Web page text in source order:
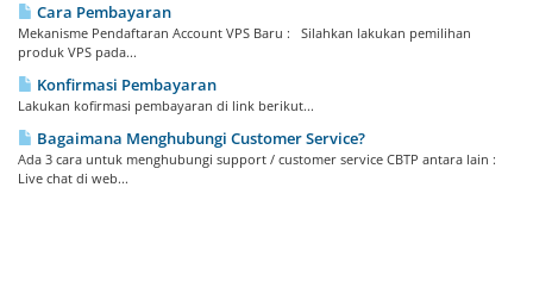
Cara Pembayaran
Mekanisme Pendaftaran Account VPS Baru : Silahkan lakukan pemilihan
produk VPS pada...
Konfirmasi Pembayaran
Lakukan kofirmasi pembayaran di link berikut...
Bagaimana Menghubungi Customer Service?
Ada 3 cara untuk menghubungi support / customer service CBTP antara lain :
Live chat di web...